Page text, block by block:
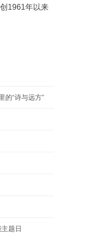
1961年以来
的“诗与远方”
题日